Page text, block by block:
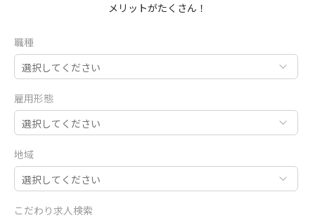
メリットがたくさん！
職種
選択してください
雇用形態
選択してください
地域
選択してください
こだわり求人検索